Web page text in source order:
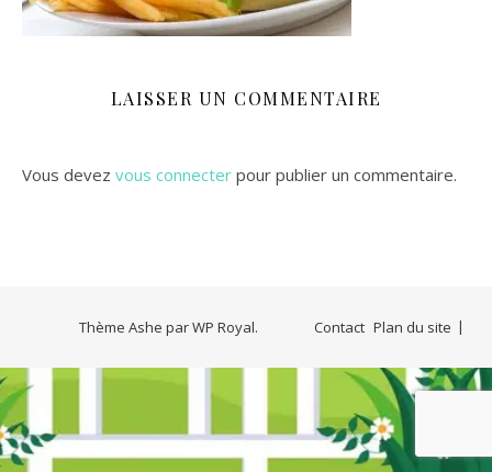
LAISSER UN COMMENTAIRE
Vous devez vous connecter pour publier un commentaire.
Contact Plan du site
Thème Ashe parWP Royal.